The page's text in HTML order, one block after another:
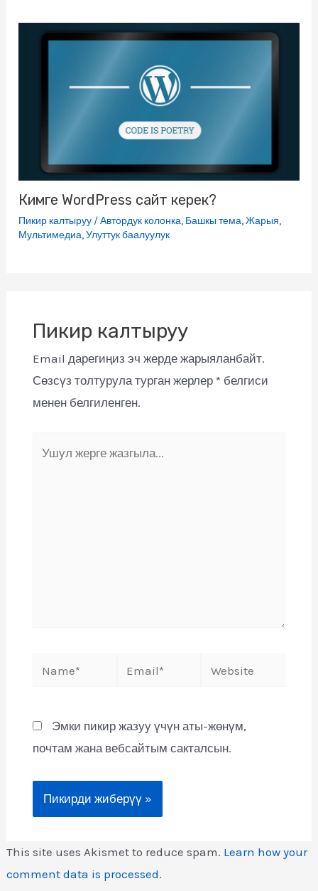
Кимге WordPress сайт керек?
Пикир калтыруу /Автордук колонка, Башкы тема,Жарыя,
Мультимедиа,Улуттук баалуулук
Пикир калтыруу
Email дарегиңиз эч жерде жарыяланбайт.
Сөзсүз толтурула турган жерлер * белгиси
менен белгиленген.
Эмки пикир жазуу үчүн аты-жөнүм,
почтам жана вебсайтым сакталсын.
This site uses Akismet to reduce spam. Learn how your
comment data is processed.